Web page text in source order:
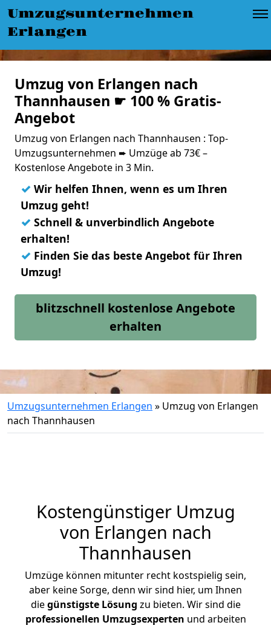
Umzugsunternehmen
Erlangen
Umzug von Erlangen nach
Thannhausen ☛ 100 % Gratis-
Angebot
Umzug von Erlangen nach Thannhausen : Top-
Umzugsunternehmen ➨ Umzüge ab 73€ –
Kostenlose Angebote in 3 Min.
✓ Wir helfen Ihnen, wenn es um Ihren
Umzug geht!
✓ Schnell & unverbindlich Angebote
erhalten!
✓ Finden Sie das beste Angebot für Ihren
Umzug!
blitzschnell kostenlose Angebote
erhalten
Umzugsunternehmen Erlangen » Umzug von Erlangen
nach Thannhausen
Kostengünstiger Umzug
von Erlangen nach
Thannhausen
Umzüge können mitunter recht kostspielig sein,
aber keine Sorge, denn wir sind hier, um Ihnen
diegünstigste Lösung zu bieten. Wir sind die
professionellen Umzugsexperten und arbeiten